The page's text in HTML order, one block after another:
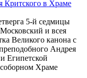
Критского в Храме
5-й седмицы
и всея
Великого канона с
Андрея
Египетской
Храме